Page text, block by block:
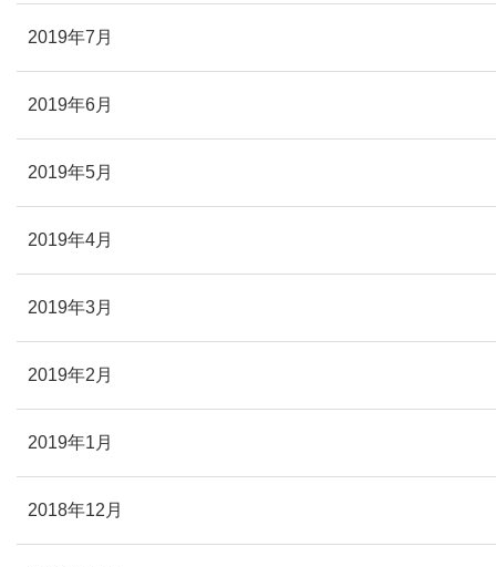
2019年7月
2019年6月
2019年5月
2019年4月
2019年3月
2019年2月
2019年1月
2018年12月